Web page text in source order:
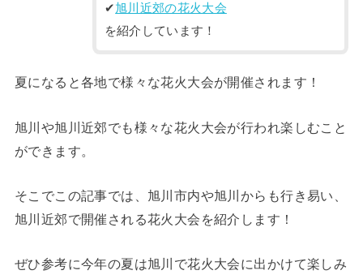
✔︎旭川近郊の花火大会
を紹介しています！
夏になると各地で様々な花火大会が開催されます！
旭川や旭川近郊でも様々な花火大会が行われ楽しむこと
ができます。
そこでこの記事では、旭川市内や旭川からも行き易い、
旭川近郊で開催される花火大会を紹介します！
ぜひ参考に今年の夏は旭川で花火大会に出かけて楽しみ